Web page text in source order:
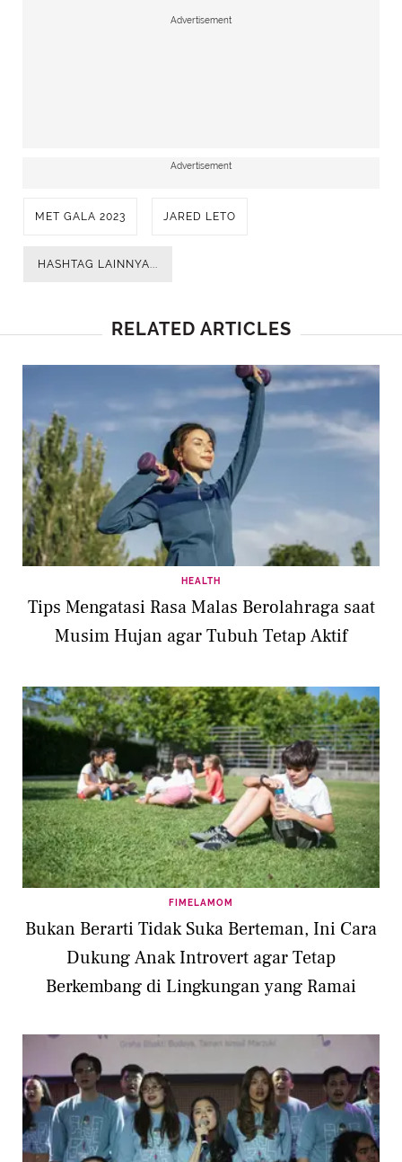
Advertisement
Advertisement
MET GALA 2023 JARED LETO
HASHTAG LAINNYA...
RELATED ARTICLES
HEALTH
Tips Mengatasi Rasa Malas Berolahraga saat
Musim Hujan agar Tubuh Tetap Aktif
FIMELAMOM
Bukan Berarti Tidak Suka Berteman, Ini Cara
Dukung Anak Introvert agar Tetap
Berkembang di Lingkungan yang Ramai